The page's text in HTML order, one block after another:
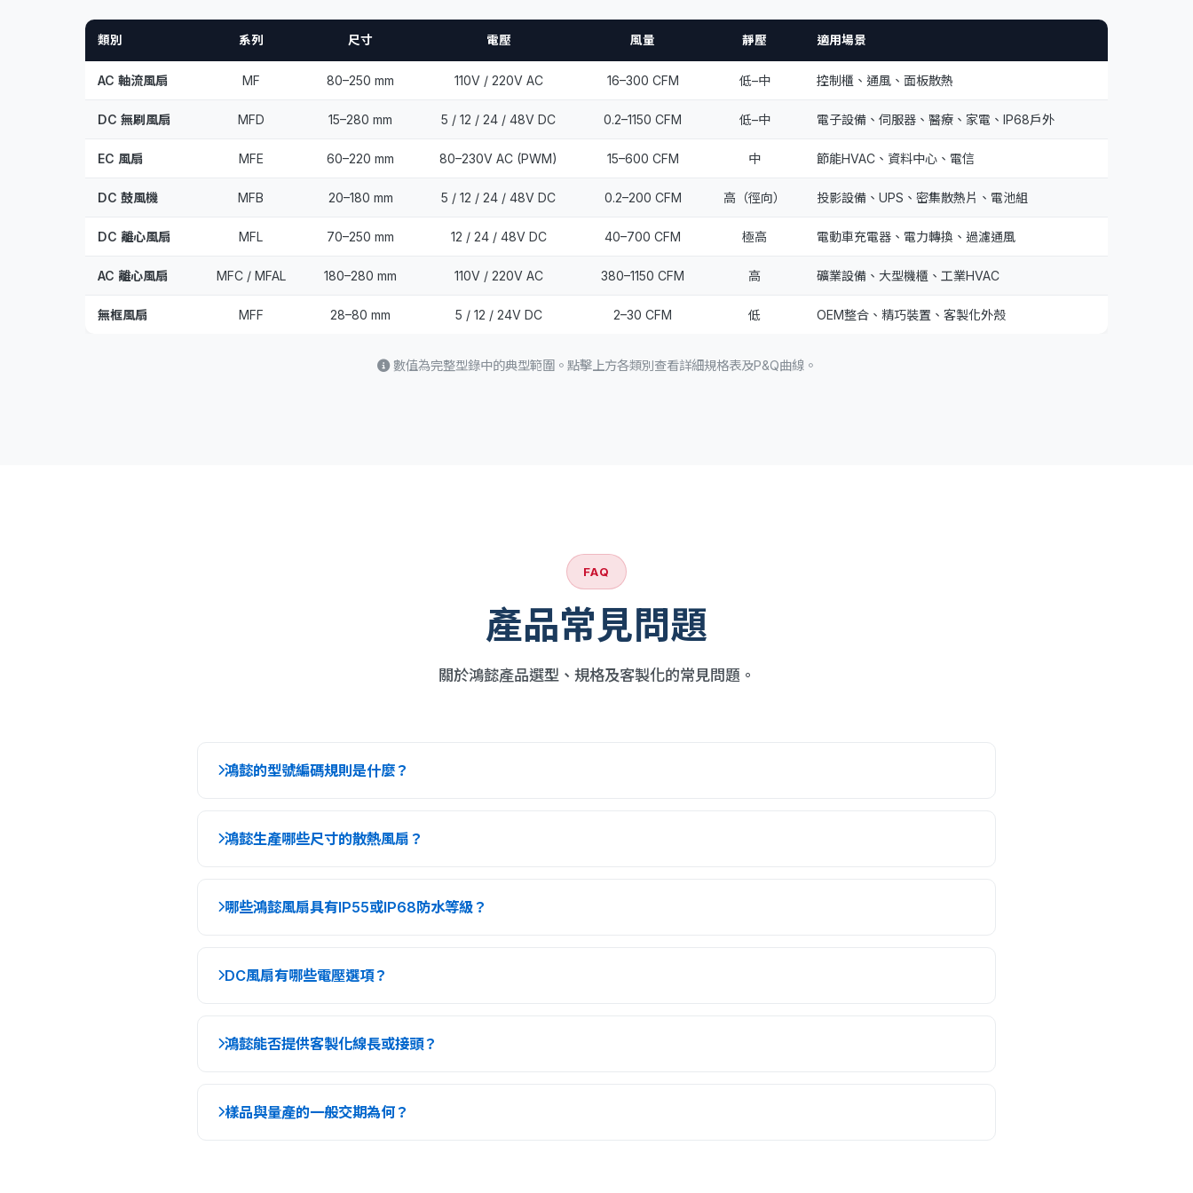
類別 系列 尺寸 電壓 風量 靜壓 適用場景
AC 軸流風扇 MF 80–250 mm 110V / 220V AC 16–300 CFM 低–中 控制櫃、通風、面板散熱
DC 無刷風扇 MFD 15–280 mm 5 / 12 / 24 / 48V DC 0.2–1150 CFM 低–中 電子設備、伺服器、醫療、家電、IP68戶外
EC 風扇 MFE 60–220 mm 80–230V AC (PWM) 15–600 CFM 中 節能HVAC、資料中心、電信
DC 鼓風機 MFB 20–180 mm 5 / 12 / 24 / 48V DC 0.2–200 CFM 高（徑向） 投影設備、UPS、密集散熱片、電池組
DC 離心風扇 MFL 70–250 mm 12 / 24 / 48V DC 40–700 CFM 極高 電動車充電器、電力轉換、過濾通風
AC 離心風扇 MFC / MFAL 180–280 mm 110V / 220V AC 380–1150 CFM 高 礦業設備、大型機櫃、工業HVAC
無框風扇 MFF 28–80 mm 5 / 12 / 24V DC 2–30 CFM 低 OEM整合、精巧裝置、客製化外殼
數值為完整型錄中的典型範圍。點擊上方各類別查看詳細規格表及P&Q曲線。
FAQ
產品常見問題
關於鴻懿產品選型、規格及客製化的常見問題。
鴻懿的型號編碼規則是什麼？
鴻懿生產哪些尺寸的散熱風扇？
哪些鴻懿風扇具有IP55或IP68防水等級？
DC風扇有哪些電壓選項？
鴻懿能否提供客製化線長或接頭？
樣品與量產的一般交期為何？